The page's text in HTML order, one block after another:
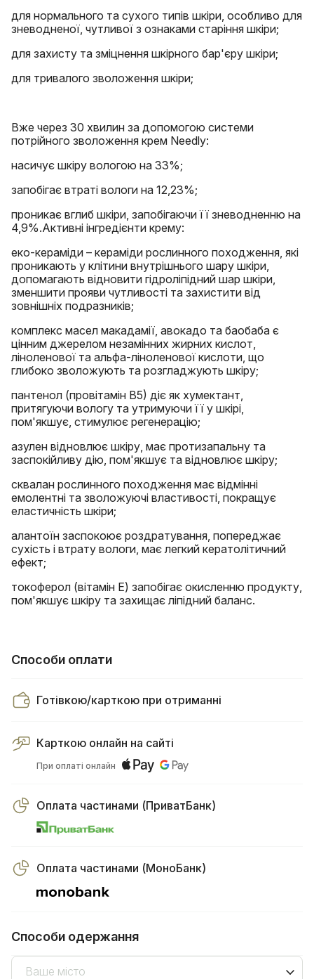
для нормального та сухого типів шкіри, особливо для
зневодненої, чутливої ​​з ознаками старіння шкіри;
для захисту та зміцнення шкірного бар'єру шкіри;
для тривалого зволоження шкіри;
Вже через 30 хвилин за допомогою системи
потрійного зволоження крем Needly:
насичує шкіру вологою на 33%;
запобігає втраті вологи на 12,23%;
проникає вглиб шкіри, запобігаючи її зневодненню на
4,9%.Активні інгредієнти крему:
еко-кераміди – кераміди рослинного походження, які
проникають у клітини внутрішнього шару шкіри,
допомагають відновити гідроліпідний шар шкіри,
зменшити прояви чутливості та захистити від
зовнішніх подразників;
комплекс масел макадамії, авокадо та баобаба є
цінним джерелом незамінних жирних кислот,
ліноленової та альфа-ліноленової кислоти, що
глибоко зволожують та розгладжують шкіру;
пантенол (провітамін В5) діє як хумектант,
притягуючи вологу та утримуючи її у шкірі,
пом'якшує, стимулює регенерацію;
азулен відновлює шкіру, має протизапальну та
заспокійливу дію, пом'якшує та відновлює шкіру;
сквалан рослинного походження має відмінні
емолентні та зволожуючі властивості, покращує
еластичність шкіри;
алантоїн заспокоює роздратування, попереджає
сухість і втрату вологи, має легкий кератолітичний
ефект;
токоферол (вітамін Е) запобігає окисленню продукту,
пом'якшує шкіру та захищає ліпідний баланс.
Способи оплати
Готівкою/карткою при отриманні
Карткою онлайн на сайті
При оплаті онлайн
Оплата частинами (ПриватБанк)
Оплата частинами (МоноБанк)
Способи одержання
Ваше місто